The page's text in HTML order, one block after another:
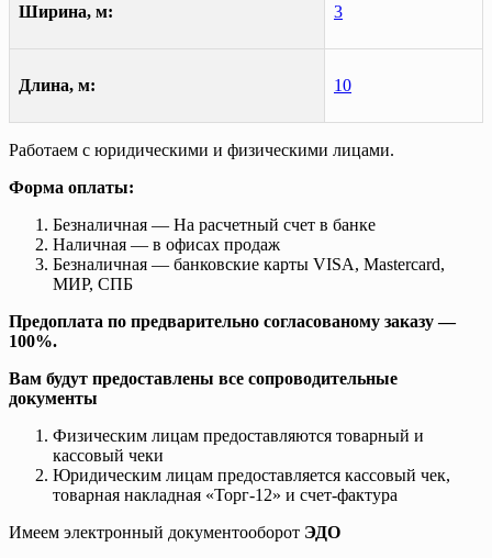
Ширина, м: 3
Длина, м: 10
Работаем с юридическими и физическими лицами.
Форма оплаты:
Безналичная — На расчетный счет в банке
Наличная — в офисах продаж
Безналичная — банковские карты VISA, Mastercard,
МИР, СПБ
Предоплата по предварительно согласованому заказу —
100%.
Вам будут предоставлены все сопроводительные
документы
Физическим лицам предоставляются товарный и
кассовый чеки
Юридическим лицам предоставляется кассовый чек,
товарная накладная «Торг-12» и счет-фактура
Имеем электронный документооборот ЭДО